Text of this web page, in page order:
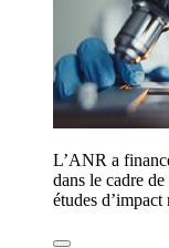
L’ANR a
dans le cadre
études d’impact